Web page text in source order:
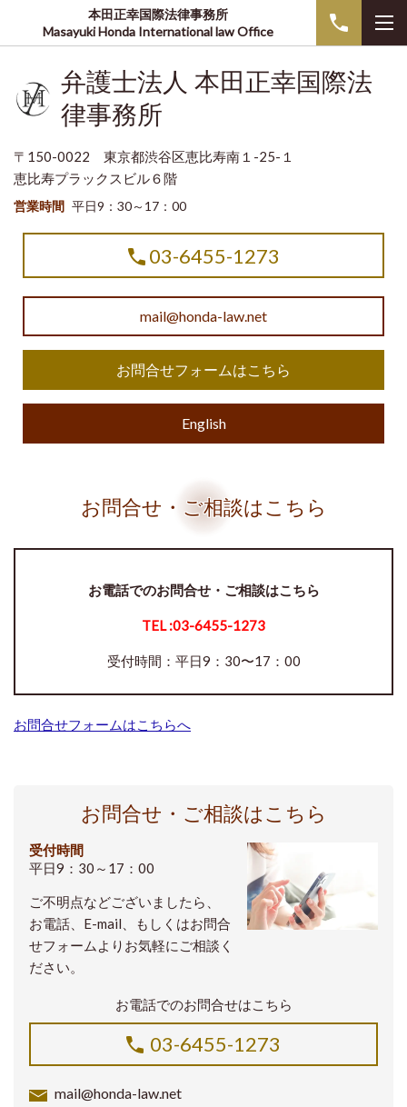
本田正幸国際法律事務所
Masayuki Honda International law Office
弁護士法人 本田正幸国際法
律事務所
〒150-0022 東京都渋谷区恵比寿南１-25-１
恵比寿プラックスビル６階
営業時間 平日9：30～17：00
03-6455-1273
mail@honda-law.net
お問合せフォームはこちら
English
お問合せ・ご相談はこちら
お電話でのお問合せ・ご相談はこちら
TEL :03-6455-1273
受付時間：平日9：30〜17：00
お問合せフォームはこちらへ
お問合せ・ご相談はこちら
受付時間
平日9：30～17：00
ご不明点などございましたら、
お電話、E-mail、もしくはお問合
せフォームよりお気軽にご相談く
ださい。
お電話でのお問合せはこちら
03-6455-1273
mail@honda-law.net